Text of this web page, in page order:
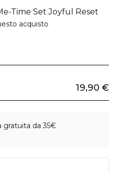
Time Set Joyful Reset
acquisto
19,90 €
gratuita da 35€